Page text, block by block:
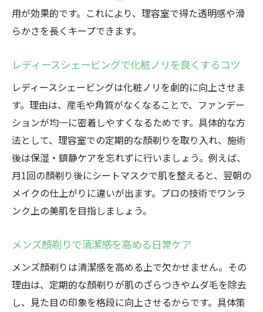
用が効果的です。これにより、理容室で得た透明感や滑
らかさを長くキープできます。
レディースシェービングで化粧ノリを良くするコツ
レディースシェービングは化粧ノリを劇的に向上させま
す。理由は、産毛や角質がなくなることで、ファンデー
ションが均一に密着しやすくなるためです。具体的な方
法として、理容室での定期的な顏剃りを取り入れ、施術
後は保湿・鎮静ケアを忘れずに行いましょう。例えば、
月1回の顏剃り後にシートマスクで肌を整えると、翌朝の
メイクの仕上がりに違いが出ます。プロの技術でワンラ
ンク上の美肌を目指しましょう。
メンズ顏剃りで清潔感を高める日常ケア
メンズ顏剃りは清潔感を高める上で欠かせません。その
理由は、定期的な顏剃りが肌のざらつきやムダ毛を除去
し、見た目の印象を格段に向上させるからです。具体策